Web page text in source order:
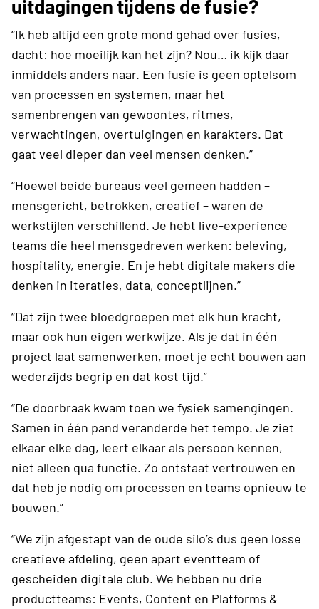
uitdagingen tijdens de fusie?
“Ik heb altijd een grote mond gehad over fusies,
dacht: hoe moeilijk kan het zijn? Nou… ik kijk daar
inmiddels anders naar. Een fusie is geen optelsom
van processen en systemen, maar het
samenbrengen van gewoontes, ritmes,
verwachtingen, overtuigingen en karakters. Dat
gaat veel dieper dan veel mensen denken.”
“Hoewel beide bureaus veel gemeen hadden –
mensgericht, betrokken, creatief – waren de
werkstijlen verschillend. Je hebt live-experience
teams die heel mensgedreven werken: beleving,
hospitality, energie. En je hebt digitale makers die
denken in iteraties, data, conceptlijnen.”
“Dat zijn twee bloedgroepen met elk hun kracht,
maar ook hun eigen werkwijze. Als je dat in één
project laat samenwerken, moet je echt bouwen aan
wederzijds begrip en dat kost tijd.”
“De doorbraak kwam toen we fysiek samengingen.
Samen in één pand veranderde het tempo. Je ziet
elkaar elke dag, leert elkaar als persoon kennen,
niet alleen qua functie. Zo ontstaat vertrouwen en
dat heb je nodig om processen en teams opnieuw te
bouwen.”
“We zijn afgestapt van de oude silo’s dus geen losse
creatieve afdeling, geen apart eventteam of
gescheiden digitale club. We hebben nu drie
productteams: Events, Content en Platforms &